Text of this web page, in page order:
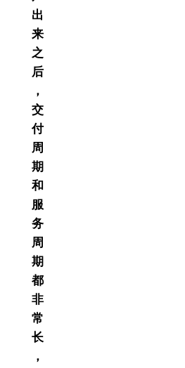
出
来
之
后
，
交
付
周
期
和
服
务
周
期
都
非
常
长
，